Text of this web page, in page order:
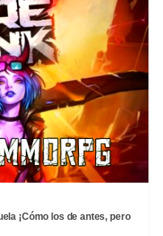
¡Cómo los de antes, pero